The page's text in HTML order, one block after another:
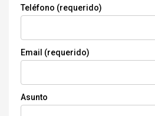
Teléfono (requerido)
Email (requerido)
Asunto